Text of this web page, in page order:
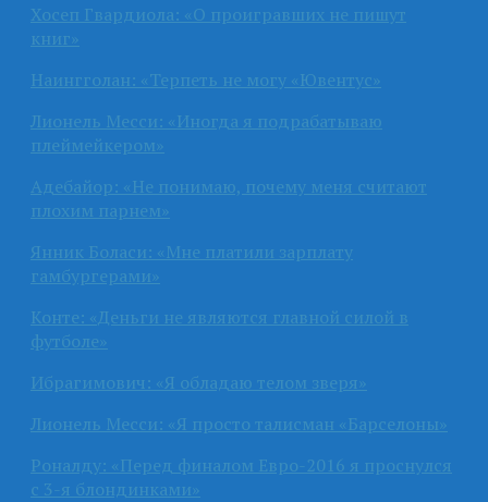
Хосеп Гвардиола: «О проигравших не пишут
книг»
Наингголан: «Терпеть не могу «Ювентус»
Лионель Месси: «Иногда я подрабатываю
плеймейкером»
Адебайор: «Не понимаю, почему меня считают
плохим парнем»
Янник Боласи: «Мне платили зарплату
гамбургерами»
Конте: «Деньги не являются главной силой в
футболе»
Ибрагимович: «Я обладаю телом зверя»
Лионель Месси: «Я просто талисман «Барселоны»
Роналду: «Перед финалом Евро-2016 я проснулся
с 3-я блондинками»